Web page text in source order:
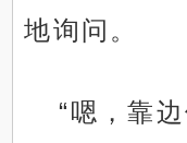
地询问。
“嗯，靠